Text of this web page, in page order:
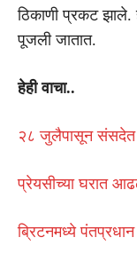
ठिकाणी प्रकट
पूजली जातात.
हेही वाचा..
२८ जुलैपासून संसदेत
प्रेयसीच्या घरात
ब्रिटनमध्ये पंतप्रधान